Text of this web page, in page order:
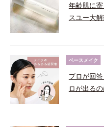
年齢肌に
スユー大解
ベースメイク
プロが回
ロが出る